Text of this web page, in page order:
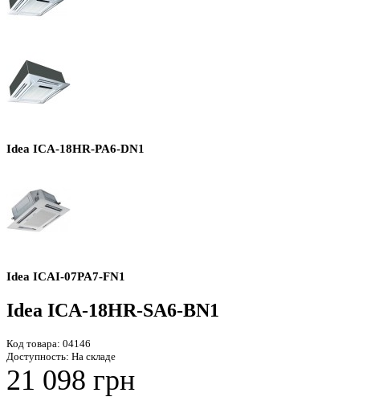
Idea ICA-18HR-PA6-DN1
Idea ICAI-07PA7-FN1
Idea ICA-18HR-SA6-BN1
Код товара: 04146
Доступность: На складе
21 098 грн